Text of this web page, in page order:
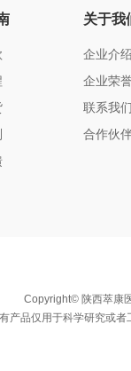
关于我
企业介绍
企业荣
联系我们
合作伙
Copyright© 陕西萃康
产品仅用于科学研究或者